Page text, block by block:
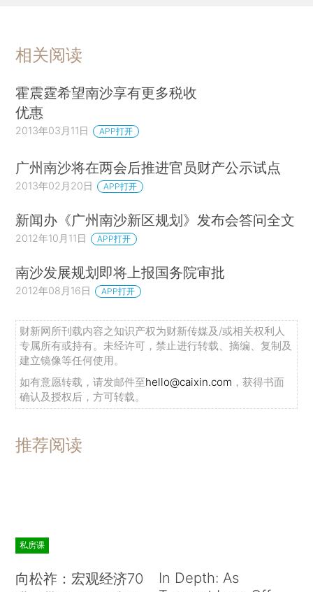
相关阅读
霍震霆希望南沙享有更多税收
优惠
2013年03月11日 APP打开
广州南沙将在两会后推进官员财产公示试点
2013年02月20日 APP打开
新闻办《广州南沙新区规划》发布会答问全文
2012年10月11日 APP打开
南沙发展规划即将上报国务院审批
2012年08月16日 APP打开
财新网所刊载内容之知识产权为财新传媒及/或相关权利人
专属所有或持有。未经许可，禁止进行转载、摘编、复制及
建立镜像等任何使用。
如有意愿转载，请发邮件至hello@caixin.com ，获得书面
确认及授权后，方可转载。
推荐阅读
私房课
向松祚：宏观经济70
In Depth: As